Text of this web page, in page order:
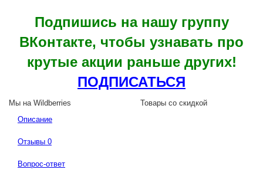
Подпишись на нашу группу
ВКонтакте, чтобы узнавать про
крутые акции раньше других!
ПОДПИСАТЬСЯ
Мы на Wildberries
Товары со скидкой
Описание
Отзывы 0
Вопрос-ответ